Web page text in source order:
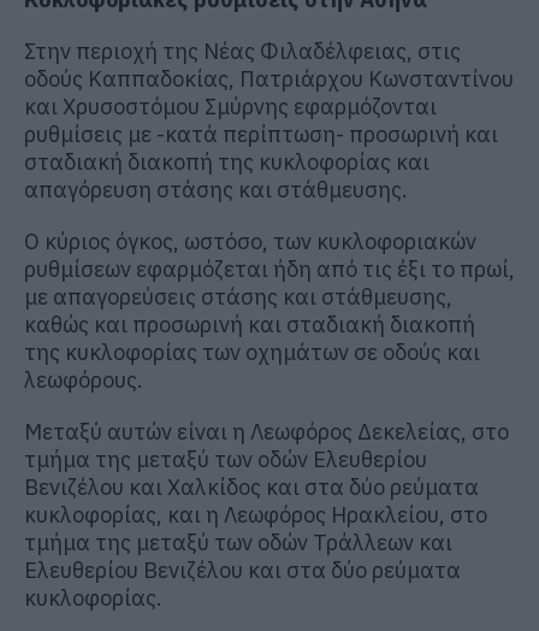
Στην περιοχή της Νέας Φιλαδέλφειας, στις
οδούς Καππαδοκίας, Πατριάρχου Κωνσταντίνου
και Χρυσοστόμου Σμύρνης εφαρμόζονται
ρυθμίσεις με -κατά περίπτωση- προσωρινή και
σταδιακή διακοπή της κυκλοφορίας και
απαγόρευση στάσης και στάθμευσης.
Ο κύριος όγκος, ωστόσο, των κυκλοφοριακών
ρυθμίσεων εφαρμόζεται ήδη από τις έξι το πρωί,
με απαγορεύσεις στάσης και στάθμευσης,
καθώς και προσωρινή και σταδιακή διακοπή
της κυκλοφορίας των οχημάτων σε οδούς και
λεωφόρους.
Μεταξύ αυτών είναι η Λεωφόρος Δεκελείας, στο
τμήμα της μεταξύ των οδών Ελευθερίου
Βενιζέλου και Χαλκίδος και στα δύο ρεύματα
κυκλοφορίας, και η Λεωφόρος Ηρακλείου, στο
τμήμα της μεταξύ των οδών Τράλλεων και
Ελευθερίου Βενιζέλου και στα δύο ρεύματα
κυκλοφορίας.